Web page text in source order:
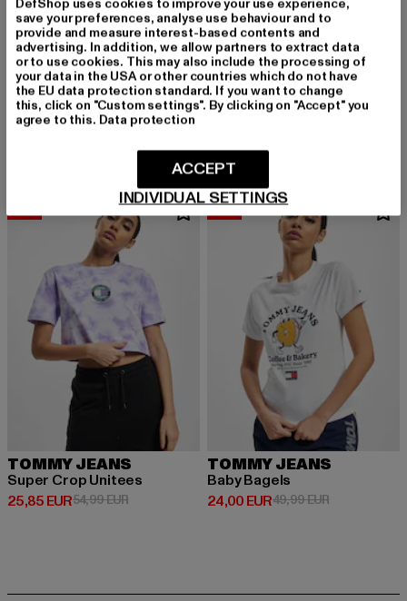
TOMMY JEANS
Tommy Jeans Rlx Essential Graphic T-Shirt
TOMMY JEANS
-53%
TOMMY JEANS
Super Crop Unitees
25,85 EUR
Derzeitiger Preis: 25,85 EUR
54,99 EURAktionspreis: 54,99 EUR
-52%
TOMMY JEANS
Baby Bagels
24,00 EUR
Derzeitiger Preis: 24,00 EUR
49,99 EURAktionspreis:
save your preferences, analyse use behaviour and to
provide and measure interest-based contents and
advertising. In addition, we allow partners to extract data
or to use cookies. This may also include the processing of
your data in the USA or other countries which do not have
the EU data protection standard. If you want to change
this, click on "Custom settings". By clicking on "Accept" you
agree to this. Data protection
INDIVIDUAL SETTINGS
ACCEPT